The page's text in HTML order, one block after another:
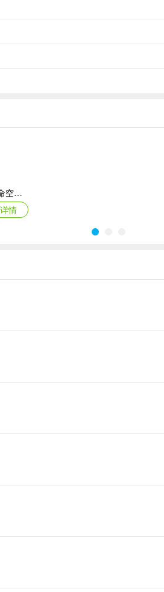
小镇。
革命空闲(Revolution Idle)
详情
夏洛克隐藏三消探案2024手机版